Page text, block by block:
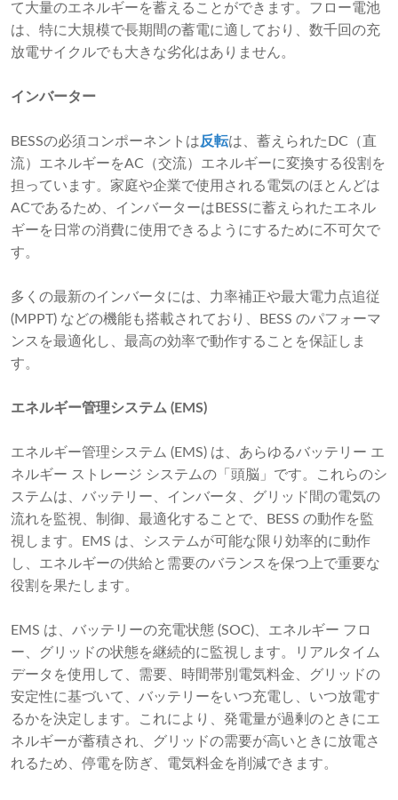
て大量のエネルギーを蓄えることができます。フロー電池
は、特に大規模で長期間の蓄電に適しており、数千回の充
放電サイクルでも大きな劣化はありません。
インバーター
BESSの必須コンポーネントは反転は、蓄えられたDC（直
流）エネルギーをAC（交流）エネルギーに変換する役割を
担っています。家庭や企業で使用される電気のほとんどは
ACであるため、インバーターはBESSに蓄えられたエネル
ギーを日常の消費に使用できるようにするために不可欠で
す。
多くの最新のインバータには、力率補正や最大電力点追従
(MPPT) などの機能も搭載されており、BESS のパフォーマ
ンスを最適化し、最高の効率で動作することを保証しま
す。
エネルギー管理システム (EMS)
エネルギー管理システム (EMS) は、あらゆるバッテリー エ
ネルギー ストレージ システムの「頭脳」です。これらのシ
ステムは、バッテリー、インバータ、グリッド間の電気の
流れを監視、制御、最適化することで、BESS の動作を監
視します。EMS は、システムが可能な限り効率的に動作
し、エネルギーの供給と需要のバランスを保つ上で重要な
役割を果たします。
EMS は、バッテリーの充電状態 (SOC)、エネルギー フロ
ー、グリッドの状態を継続的に監視します。リアルタイム
データを使用して、需要、時間帯別電気料金、グリッドの
安定性に基づいて、バッテリーをいつ充電し、いつ放電す
るかを決定します。これにより、発電量が過剰のときにエ
ネルギーが蓄積され、グリッドの需要が高いときに放電さ
れるため、停電を防ぎ、電気料金を削減できます。